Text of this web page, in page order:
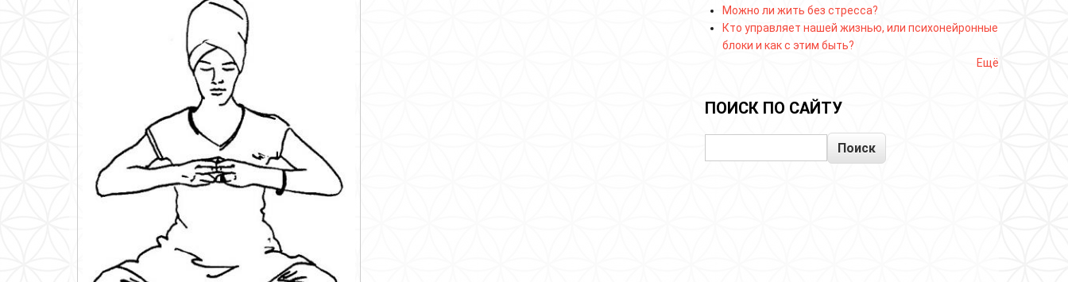
Можно ли жить без стресса?
Кто управляет нашей жизнью, или психонейронные
блоки и как с этим быть?
Ещё
ПОИСК ПО САЙТУ